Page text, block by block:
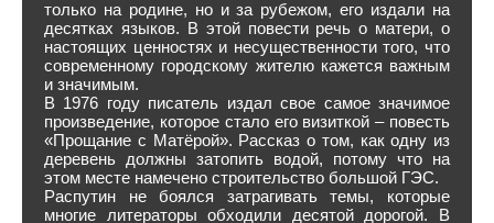
только на родине, но и за рубежом, его издали на
десятках языков. В этой повести речь о матери, о
настоящих ценностях и несущественности того, что
современному городскому жителю кажется важным
и значимым.
В 1976 году писатель издал свое самое значимое
произведение, которое стало его визиткой – повесть
«Прощание с Матёрой». Рассказ о том, как одну из
деревень должны затопить водой, потому что на
этом месте намечено строительство большой ГЭС.
Распутин не боялся затрагивать темы, которые
многие литераторы обходили десятой дорогой. В